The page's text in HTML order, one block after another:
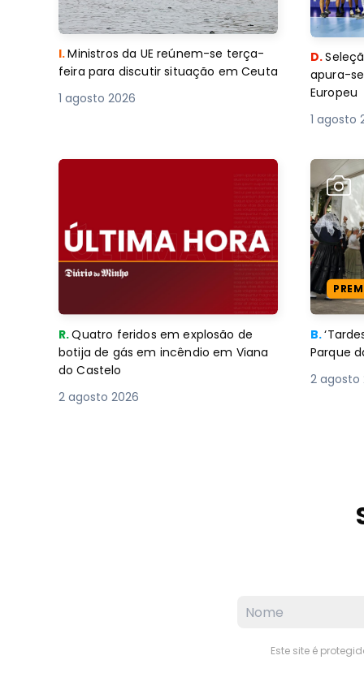
I.Ministros da UE reúnem-se terça-
feira para discutir situação em Ceuta
1 agosto 2026
apura-
Europeu
R.Quatro feridos em explosão de
botija de gás em incêndio em Viana
do Castelo
2 agosto 2026
B.
Parque
2 agosto